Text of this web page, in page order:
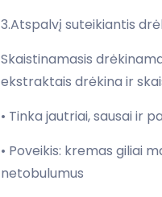
3.Atspalvį suteikiantis
Skaistinamasis
ekstraktais drėkina ir
• Tinka jautriai, sausai ir
• Poveikis: kremas giliai
netobulumus